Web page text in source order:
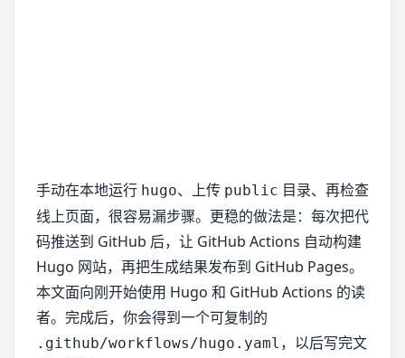
手动在本地运行 hugo、上传 public 目录、再检查
线上页面，很容易漏步骤。更稳的做法是：每次把代
码推送到 GitHub 后，让 GitHub Actions 自动构建
Hugo 网站，再把生成结果发布到 GitHub Pages。
本文面向刚开始使用 Hugo 和 GitHub Actions 的读
者。完成后，你会得到一个可复制的
.github/workflows/hugo.yaml ，以后写完文